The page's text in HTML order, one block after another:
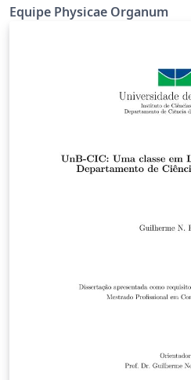
the Physicae Organum
Brasilia. Criadores originais deste modelo (2019):
Equipe Physicae Organum